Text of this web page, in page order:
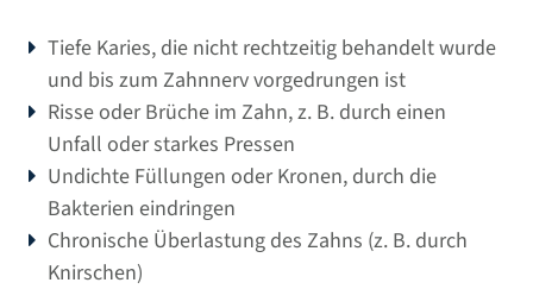
Tiefe Karies, die nicht rechtzeitig behandelt wurde
und bis zum Zahnnerv vorgedrungen ist
Risse oder Brüche im Zahn, z. B. durch einen
Unfall oder starkes Pressen
Undichte Füllungen oder Kronen, durch die
Bakterien eindringen
Chronische Überlastung des Zahns (z. B. durch
Knirschen)